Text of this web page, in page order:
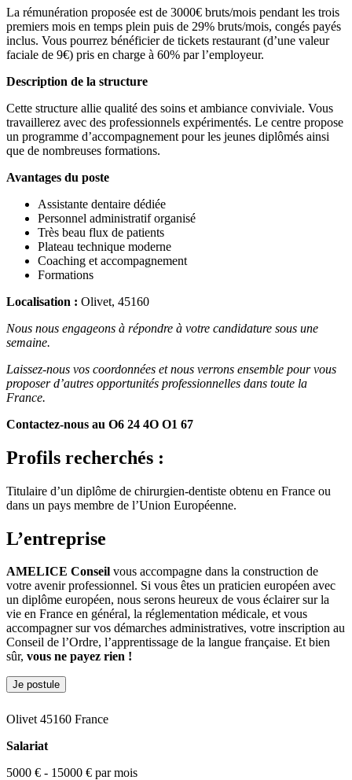
La rémunération proposée est de 3000€ bruts/mois pendant les trois
premiers mois en temps plein puis de 29% bruts/mois, congés payés
inclus. Vous pourrez bénéficier de tickets restaurant (d’une valeur
faciale de 9€) pris en charge à 60% par l’employeur.
Description de la structure
Cette structure allie qualité des soins et ambiance conviviale. Vous
travaillerez avec des professionnels expérimentés. Le centre propose
un programme d’accompagnement pour les jeunes diplômés ainsi
que de nombreuses formations.
Avantages du poste
Assistante dentaire dédiée
Personnel administratif organisé
Très beau flux de patients
Plateau technique moderne
Coaching et accompagnement
Formations
Localisation : Olivet, 45160
Nous nous engageons à répondre à votre candidature sous une
semaine.
Laissez-nous vos coordonnées et nous verrons ensemble pour vous
proposer d’autres opportunités professionnelles dans toute la
France.
Contactez-nous au O6 24 4O O1 67
Profils recherchés :
Titulaire d’un diplôme de chirurgien-dentiste obtenu en France ou
dans un pays membre de l’Union Européenne.
L’entreprise
AMELICE Conseil vous accompagne dans la construction de
votre avenir professionnel. Si vous êtes un praticien européen avec
un diplôme européen, nous serons heureux de vous éclairer sur la
vie en France en général, la réglementation médicale, et vous
accompagner sur vos démarches administratives, votre inscription au
Conseil de l’Ordre, l’apprentissage de la langue française. Et bien
sûr, vous ne payez rien !
Je postule
Olivet 45160 France
Salariat
5000 € - 15000 € par mois